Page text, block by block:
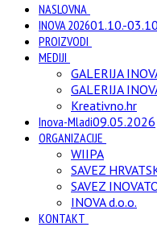
NASLOVNA
INOVA 202601.10.-
PROIZVODI
MEDIJI
GALERIJA
GALERIJA
Kreativno.hr
Inova-Mladi09.05.2026
ORGANIZACIJE
WIIPA
SAVEZ
SAVEZ
INOVA d.o.o.
KONTAKT